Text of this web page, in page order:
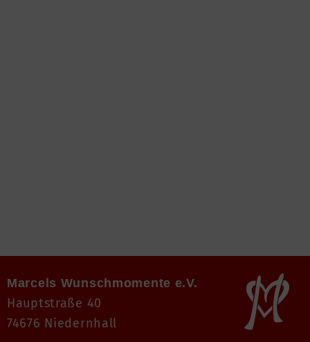
Marcels Wunschmomente e.V.
Hauptstraße 40
74676 Niedernhall